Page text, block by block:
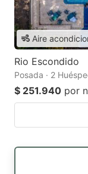
Aire
Rio Escondido
Posada · 2
$ 251.940 por